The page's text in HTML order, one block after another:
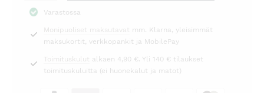
Mos
Mosh
määrä
Varastossa
Monipuoliset maksutavat mm. Klarna, yleisimmät
maksukortit, verkkopankit ja MobilePay
Toimituskulut alkaen 4,90 €. Yli 140 € tilaukset
toimituskuluitta (ei huonekalut ja matot)